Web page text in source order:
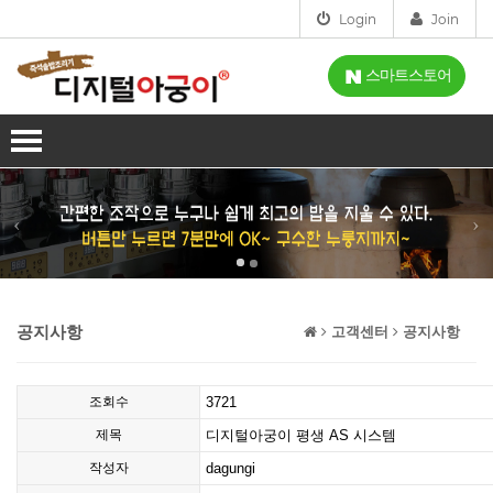
Login Join
스마트스토어
회사소개
인사말
인증
오시는길
사업분야
제품소개
IH-디지털아궁이
홈아궁이
설치점
시연신청
공지사항 고객센터 공지사항
조회수 3721
제목 디지털아궁이 평생 AS 시스템
작성자 dagungi